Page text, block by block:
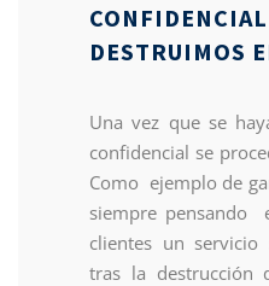
DESTRUIMOS
Una vez que se
confidencial se
Como ejemplo de
siempre pensando
clientes un
tras la destrucción